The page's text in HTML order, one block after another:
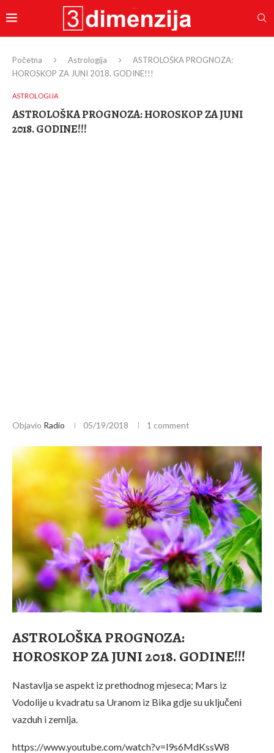
Početna Astrologija
ASTROLOŠKA PROGNOZA:
HOROSKOP ZA JUNI 2018. GODINE!!!
ASTROLOGIJA
ASTROLOŠKA PROGNOZA: HOROSKOP ZA JUNI
2018. GODINE!!!
Objavio Radio 05/19/2018 1 comment
ASTROLOŠKA PROGNOZA:
HOROSKOP ZA JUNI 2018. GODINE!!!
Nastavlja se aspekt iz prethodnog mjeseca; Mars iz
Vodolije u kvadratu sa Uranom iz Bika gdje su uključeni
vazduh i zemlja.
https://www.youtube.com/watch?v=l9s6MdKssW8